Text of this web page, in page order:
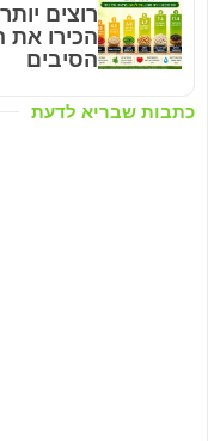
כתבות שבריא לדעת
רוצים
הכירו את
הסיבים